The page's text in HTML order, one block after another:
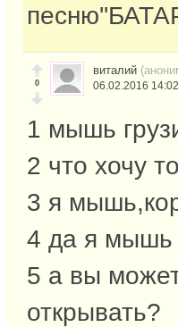
0
виталий
06.02.2016 14:02
1 мышь
2 что хочу
3 я
4 да я мышь
5 а вы
открывать?